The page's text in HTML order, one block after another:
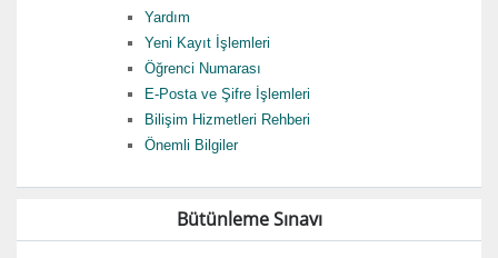
Yardım
Yeni Kayıt İşlemleri
Öğrenci Numarası
E-Posta ve Şifre İşlemleri
Bilişim Hizmetleri Rehberi
Önemli Bilgiler
Bütünleme Sınavı